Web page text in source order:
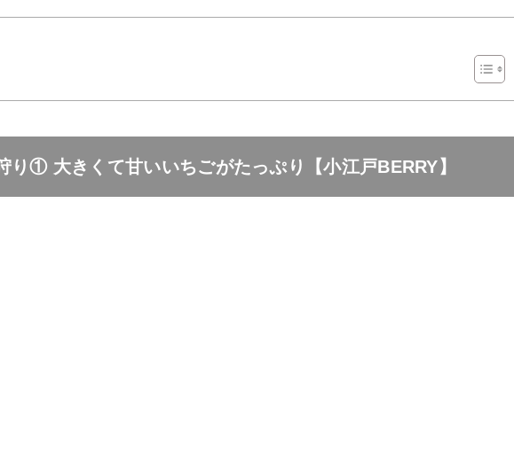
り① 大きくて甘いいちごがたっぷり【小江戸BERRY】